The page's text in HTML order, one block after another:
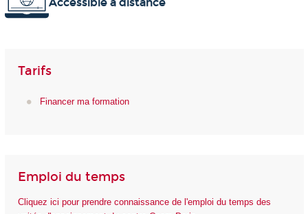
Accessible à distance
Tarifs
Financer ma formation
Emploi du temps
Cliquez ici pour prendre connaissance de l'emploi du temps des